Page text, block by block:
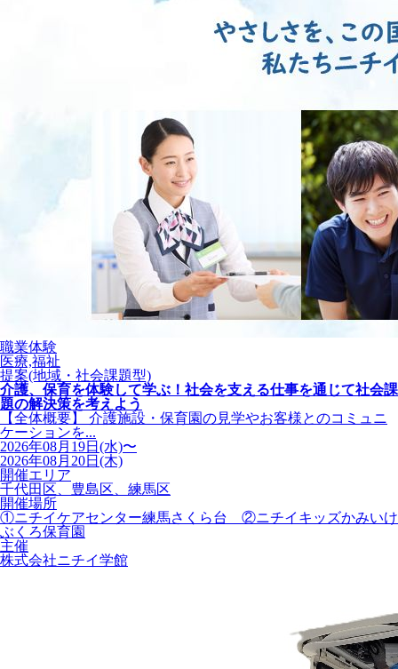
職業体験
医療,福祉
提案(地域・社会課題型)
介護、保育を体験して学ぶ！社会を支える仕事を通じて社会課
題の解決策を考えよう
【全体概要】 介護施設・保育園の見学やお客様とのコミュニ
ケーションを...
2026年08月19日(水)〜
2026年08月20日(木)
開催エリア
千代田区、豊島区、練馬区
開催場所
①ニチイケアセンター練馬さくら台 ②ニチイキッズかみいけ
ぶくろ保育園
主催
株式会社ニチイ学館